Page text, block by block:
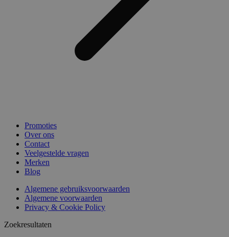
Promoties
Over ons
Contact
Veelgestelde vragen
Merken
Blog
Algemene gebruiksvoorwaarden
Algemene voorwaarden
Privacy & Cookie Policy
Zoekresultaten